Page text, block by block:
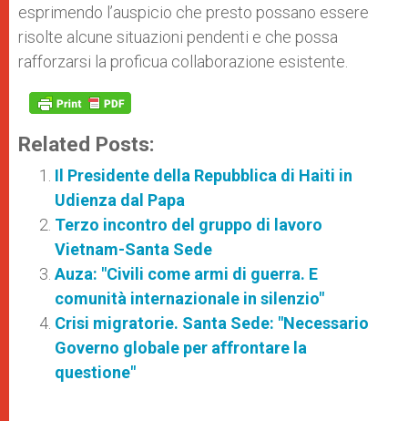
esprimendo l’auspicio che presto possano essere
risolte alcune situazioni pendenti e che possa
rafforzarsi la proficua collaborazione esistente.
Related Posts:
Il Presidente della Repubblica di Haiti in
Udienza dal Papa
Terzo incontro del gruppo di lavoro
Vietnam-Santa Sede
Auza: "Civili come armi di guerra. E
comunità internazionale in silenzio"
Crisi migratorie. Santa Sede: "Necessario
Governo globale per affrontare la
questione"